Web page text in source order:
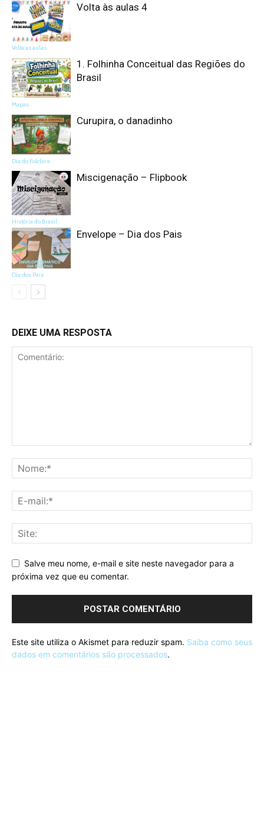
Volta as aulas
Volta às aulas 4
Mapas
1. Folhinha Conceitual das Regiões do
Brasil
Dia do Folclore
Curupira, o danadinho
História do Brasil
Miscigenação – Flipbook
Dia dos Pais
Envelope – Dia dos Pais
DEIXE UMA RESPOSTA
Salve meu nome, e-mail e site neste navegador para a
próxima vez que eu comentar.
Este site utiliza o Akismet para reduzir spam. Saiba como seus
dados em comentários são processados.